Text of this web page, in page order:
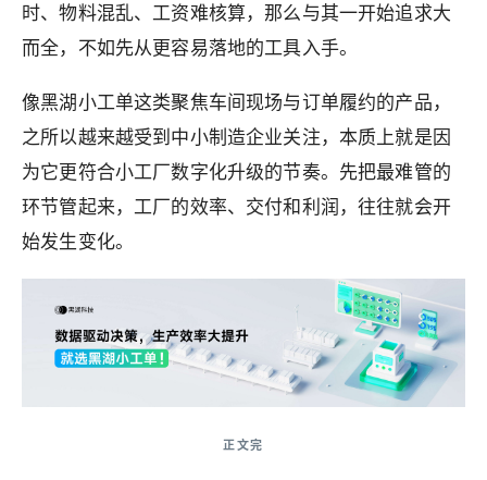
时、物料混乱、工资难核算，那么与其一开始追求大
而全，不如先从更容易落地的工具入手。
像黑湖小工单这类聚焦车间现场与订单履约的产品，
之所以越来越受到中小制造企业关注，本质上就是因
为它更符合小工厂数字化升级的节奏。先把最难管的
环节管起来，工厂的效率、交付和利润，往往就会开
始发生变化。